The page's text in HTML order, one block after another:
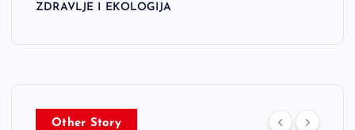
ZDRAVLJE I EKOLOGIJA
Other Story